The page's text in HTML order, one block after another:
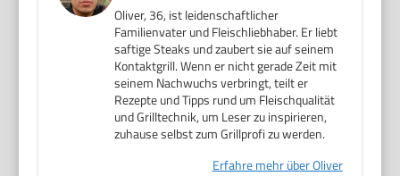
Oliver, 36, ist leidenschaftlicher
Familienvater und Fleischliebhaber. Er liebt
saftige Steaks und zaubert sie auf seinem
Kontaktgrill. Wenn er nicht gerade Zeit mit
seinem Nachwuchs verbringt, teilt er
Rezepte und Tipps rund um Fleischqualität
und Grilltechnik, um Leser zu inspirieren,
zuhause selbst zum Grillprofi zu werden.
Erfahre mehr über Oliver